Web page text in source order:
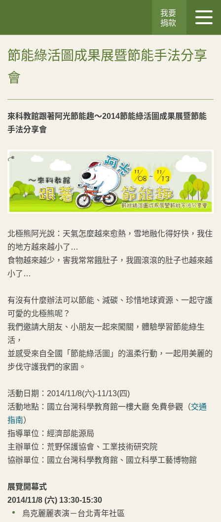
我要
捐款
節能綠活圖成果展暨節能手法分享
會
來科教館跟著阿光節能趣～2014節能綠活圖成果展暨節能
手法分享會
北極熊阿光說：天氣怎麼越來愈熱，雪地融化得好快，我住
的地方越來越小了…
食物越來越少，害我常常餓肚子，我圓滾滾的肚子也越來越
小了…
有沒有什麼辦法可以節能、減碳、珍惜地球資源、一起守護
可愛的北極熊呢？
我們邀請大朋友、小朋友一起來闖關，體驗學習節能綠生
活，
並感受來自全國「節能綠活圖」的溫柔行動，一起用美麗的
步伐守護我們的家園。
活動日期：2014/11/8(六)-11/13(四)
活動地點：國立台灣科學教育館一樓大廳 免費參觀（交通
指南）
指導單位：經濟部能源局
主辦單位：荒野保護協會、工業技術研究院
協辦單位：國立台灣科學教育館、國立科學工藝博物館
展覽開幕式
2014/11/8 (六) 13:30-15:30
烏克麗麗表演－台北青年社區